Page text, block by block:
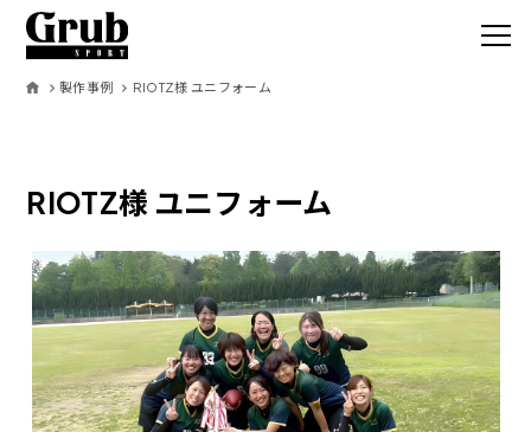
取扱いアイ
製作事例
製作事例 RIOTZ様 ユニフォーム
RIOTZ様 ユニフォーム